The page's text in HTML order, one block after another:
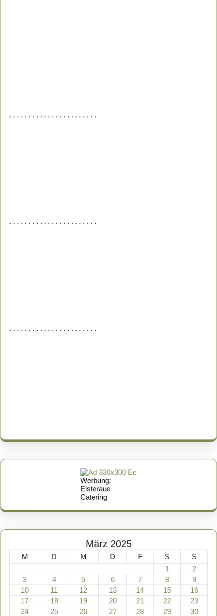
. . . . . . . . . . . . . . . . . . . . . . .
. . . . . . . . . . . . . . . . . . . . . . .
. . . . . . . . . . . . . . . . . . . . . . .
Werbung:
Elsteraue
Catering
März 2025
M D M D F S
S
1
2
3
4 5 6 7 8
9
10
11 12 13 14 15
16
17
18 19 20 21 22
23
24
25 26 27 28 29
30